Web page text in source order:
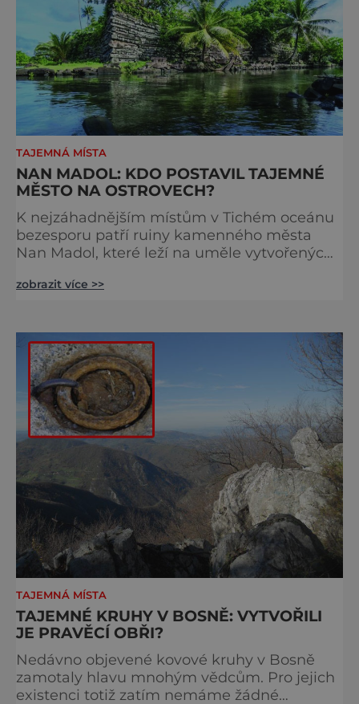
TAJEMNÁ MÍSTA
NAN MADOL: KDO POSTAVIL TAJEMNÉ
MĚSTO NA OSTROVECH?
K nejzáhadnějším místům v Tichém oceánu
bezesporu patří ruiny kamenného města
Nan Madol, které leží na uměle vytvořených
Pohn Pei, jenž je největším ostrovem
tento ostrov podívali prvně v roce 1595, kdy
se sem dostal portugalský mořeplavec Pedro
Fernández de Quirós,
zobrazit více >>
TAJEMNÁ MÍSTA
TAJEMNÉ KRUHY V BOSNĚ: VYTVOŘILI
JE PRAVĚCÍ OBŘI?
Nedávno objevené kovové kruhy v Bosně
zamotaly hlavu mnohým vědcům. Pro jejich
existenci totiž zatím nemáme žádné